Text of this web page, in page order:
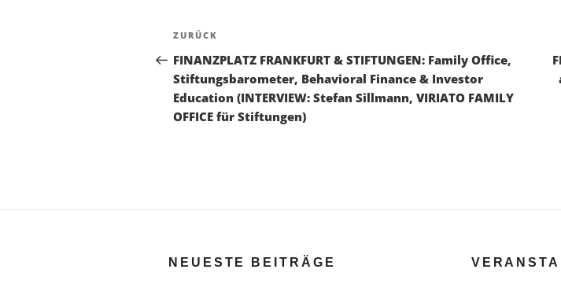
Beitragsnavigation
Vorheriger
Beitrag
ZURÜCK
FINANZPLATZ FRANKFURT & STIFTUNGEN: Family Office,
Stiftungsbarometer, Behavioral Finance & Investor
Education (INTERVIEW: Stefan Sillmann, VIRIATO FAMILY
OFFICE für Stiftungen)
NEUESTE BEITRÄGE